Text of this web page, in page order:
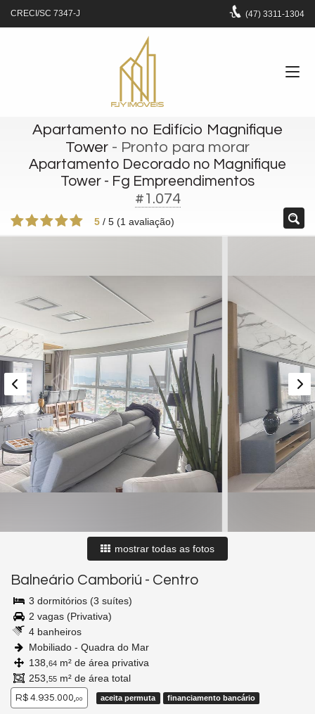
CRECI/SC 7347-J (47) 3311-1304
Apartamento no Edifício Magnifique
Tower - Pronto para morar
Apartamento Decorado no Magnifique
Tower - Fg Empreendimentos
#1.074
5 / 5 (1 avaliação)
mostrar todas as fotos
Balneário Camboriú - Centro
3 dormitórios (3 suítes)
2 vagas (Privativa)
4 banheiros
Mobiliado - Quadra do Mar
138, 64 m² de área privativa
253, 55 m² de área total
R$ 4.935.000,00 aceita permuta financiamento bancário